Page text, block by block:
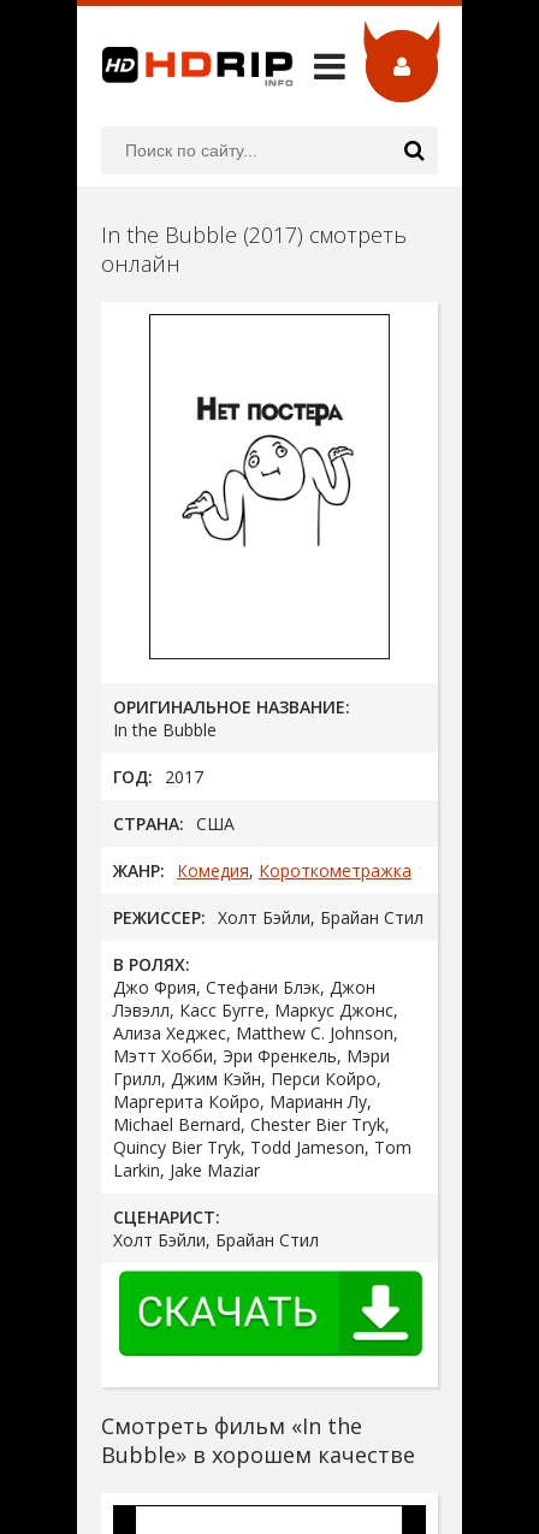
In the Bubble (2017) смотреть
онлайн
ОРИГИНАЛЬНОЕ НАЗВАНИЕ:
In the Bubble
ГОД: 2017
СТРАНА: США
ЖАНР: Комедия, Короткометражка
РЕЖИССЕР: Холт Бэйли, Брайан Стил
В РОЛЯХ:
Джо Фрия, Стефани Блэк, Джон
Лэвэлл, Касс Бугге, Маркус Джонс,
Ализа Хеджес, Matthew C. Johnson,
Мэтт Хобби, Эри Френкель, Мэри
Грилл, Джим Кэйн, Перси Койро,
Маргерита Койро, Марианн Лу,
Michael Bernard, Chester Bier Tryk,
Quincy Bier Tryk, Todd Jameson, Tom
Larkin, Jake Maziar
СЦЕНАРИСТ:
Холт Бэйли, Брайан Стил
Смотреть фильм «In the
Bubble» в хорошем качестве